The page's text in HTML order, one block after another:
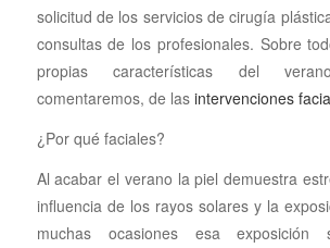
solicitud de los servicios de cirugía
consultas de los profesionales. Sobre
propias características del
comentaremos, de las intervenciones
¿Por qué faciales?
Al acabar el verano la piel demuestra
influencia de los rayos solares y la
muchas ocasiones esa